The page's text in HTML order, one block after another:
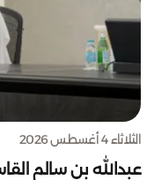
الثلاثاء 4 أغسطس 2026
عبدالله بن سالم